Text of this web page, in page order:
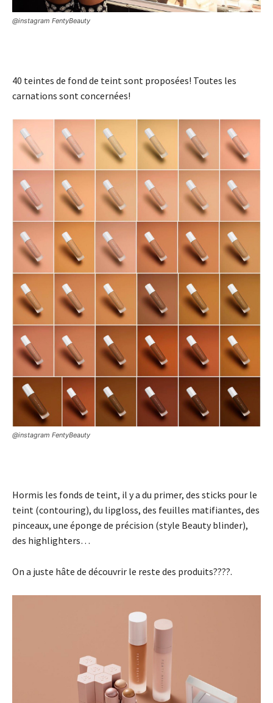
@instagram FentyBeauty
40 teintes de fond de teint sont proposées! Toutes les
carnations sont concernées!
@instagram FentyBeauty
Hormis les fonds de teint, il y a du primer, des sticks pour le
teint (contouring), du lipgloss, des feuilles matifiantes, des
pinceaux, une éponge de précision (style Beauty blinder),
des highlighters…
On a juste hâte de découvrir le reste des produits????.